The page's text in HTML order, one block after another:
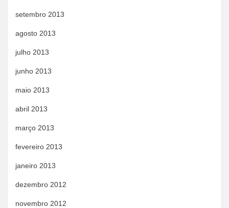
setembro 2013
agosto 2013
julho 2013
junho 2013
maio 2013
abril 2013
março 2013
fevereiro 2013
janeiro 2013
dezembro 2012
novembro 2012